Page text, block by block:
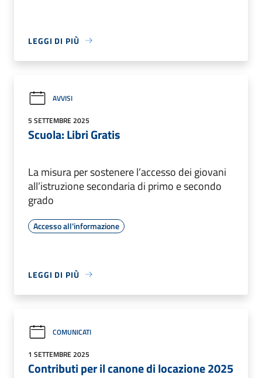
LEGGI DI PIÙ
AVVISI
5 SETTEMBRE 2025
Scuola: Libri Gratis
La misura per sostenere l’accesso dei giovani
all’istruzione secondaria di primo e secondo
grado
Accesso all'informazione
LEGGI DI PIÙ
COMUNICATI
1 SETTEMBRE 2025
Contributi per il canone di locazione 2025